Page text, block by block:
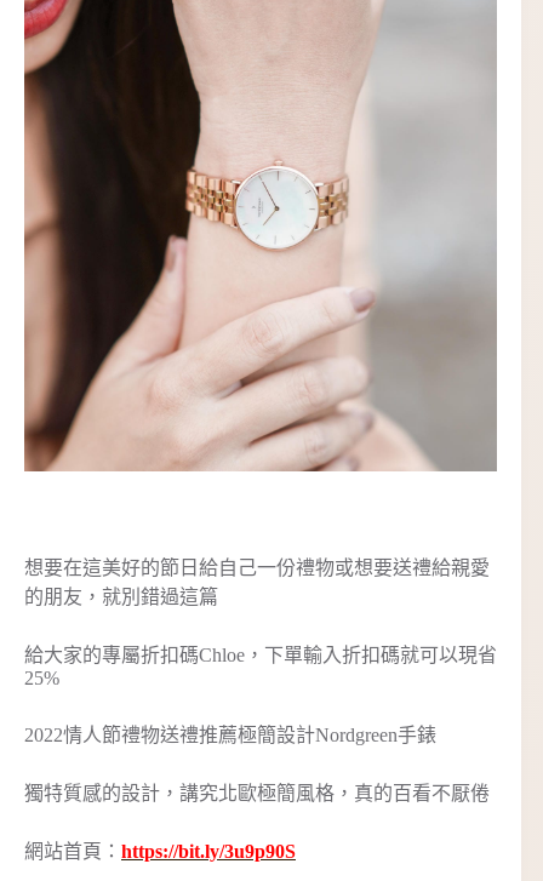
想要在這美好的節日給自己一份禮物或想要送禮給親愛
的朋友，就別錯過這篇
給大家的專屬折扣碼Chloe，下單輸入折扣碼就可以現省
25%
2022情人節禮物送禮推薦極簡設計Nordgreen手錶
獨特質感的設計，講究北歐極簡風格，真的百看不厭倦
網站首頁： https://bit.ly/3u9p90S